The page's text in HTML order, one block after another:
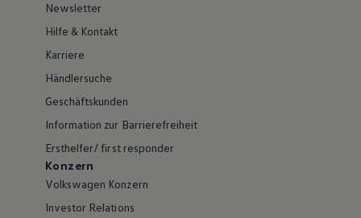
Newsletter
Hilfe & Kontakt
Karriere
Händlersuche
Geschäftskunden
Information zur Barrierefreiheit
Ersthelfer/ first responder
Konzern
Volkswagen Konzern
Investor Relations